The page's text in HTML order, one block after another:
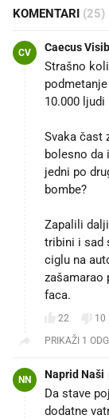
KOMENTARI (25)
CV Caecus
Strašno
10.000
Svaka čast
bolesno da
jedni po
bombe?
Zapalili
tribini i sad
ciglu na
zašamarao
faca.
22 10
PRIKAŽI 1
NN Naprid Naši
Da stave
dodatne